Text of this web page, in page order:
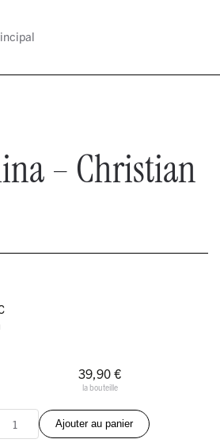
– Christian
39,90 €
la bouteille
Ajouter au panier